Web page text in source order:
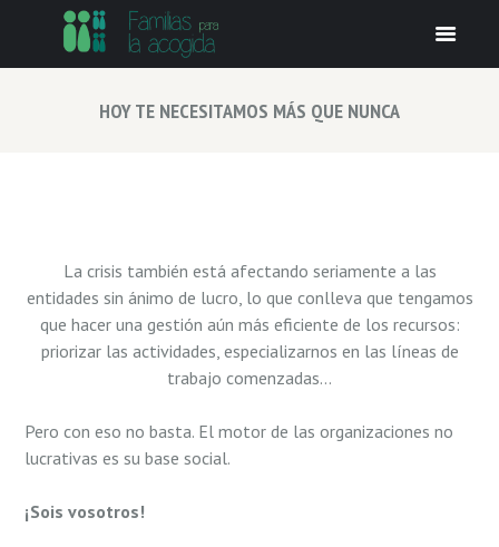
HOY TE NECESITAMOS MÁS QUE NUNCA
La crisis también está afectando seriamente a las
entidades sin ánimo de lucro, lo que conlleva que tengamos
que hacer una gestión aún más eficiente de los recursos:
priorizar las actividades, especializarnos en las líneas de
trabajo comenzadas…
Pero con eso no basta. El motor de las organizaciones no
lucrativas es su base social.
¡Sois vosotros!